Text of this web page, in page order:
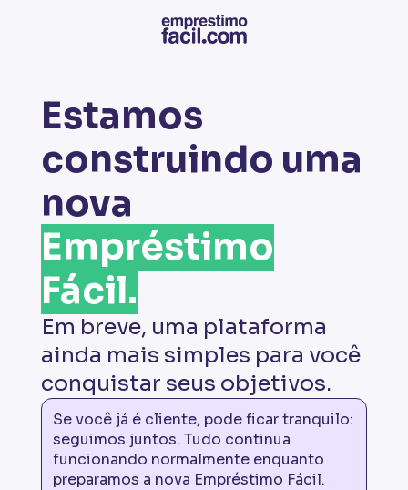
Estamos
construindo uma
nova
Empréstimo
Fácil.
Em breve, uma plataforma
ainda mais simples para você
conquistar seus objetivos.
Se você já é cliente, pode ficar tranquilo:
seguimos juntos. Tudo continua
funcionando normalmente enquanto
preparamos a nova Empréstimo Fácil.